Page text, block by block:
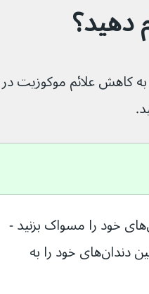
برای کمک به کاهش علائم موکوزیت در
حداقل روزی ۲ بار با مسواک نرم دندان‌های خود را مسواک بزنید -
در صورت امکان روزانه ۱ بار با نخ دندان بین دندان‌های خود را به